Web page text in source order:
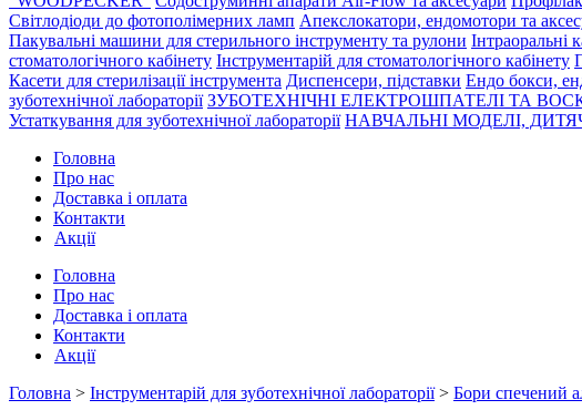
Світлодіоди до фотополімерних ламп Апекслокатори, ендомотори та
Пакувальні машини для стерильного інструменту та рулони Інтраоральні
стоматологічного кабінету Інструментарій для стоматологічного кабінету
Касети для стерилізації інструмента Диспенсери, підставки Ендо бокси,
зуботехнічної лабораторії ЗУБОТЕХНІЧНІ ЕЛЕКТРОШПАТЕЛІ ТА
Устаткування для зуботехнічної лабораторії НАВЧАЛЬНІ МОДЕЛІ,
Головна
Про нас
Доставка і оплата
Контакти
Акції
Головна
Про нас
Доставка і оплата
Контакти
Акції
Головна > Інструментарій для зуботехнічної лабораторії> Бори спечений